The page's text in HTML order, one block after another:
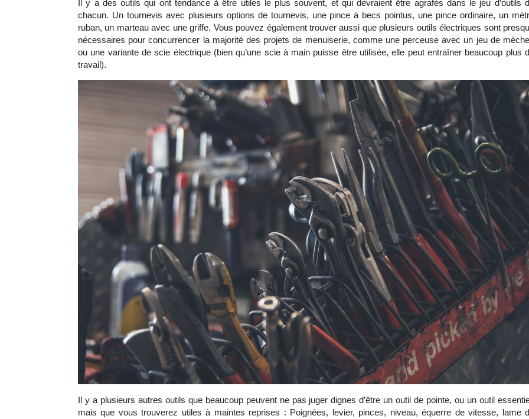
Il y a des outils qui ont tendance à être utiles le plus souvent, et qui devraient être agrafés dans le jeu d’outils
chacun. Un tournevis avec plusieurs options de tournevis, une pince à becs pointus, une pince ordinaire, un
ruban, un marteau avec une griffe. Vous pouvez également trouver aussi que plusieurs outils électriques sont
nécessaires pour concurrencer la majorité des projets de menuiserie, comme une perceuse avec un jeu de
ou une variante de scie électrique (bien qu’une scie à main puisse être utilisée, elle peut entraîner beaucoup plus
travail).
Il y a plusieurs autres outils que beaucoup peuvent ne pas juger dignes d’être un outil de pointe, ou un outil
mais que vous trouverez utiles à maintes reprises : Poignées, levier, pinces, niveau, équerre de vitesse, lame